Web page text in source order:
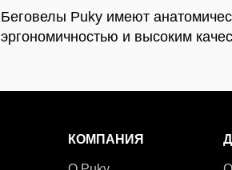
Беговелы Puky имеют
эргономичностью и высоким
КОМПАНИЯ